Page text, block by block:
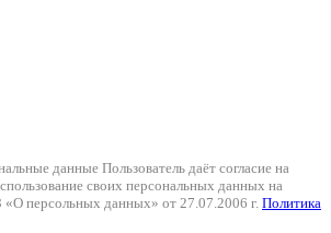
данные Пользователь даёт согласие на
своих персональных данных на
персольных данных» от 27.07.2006 г. Политика